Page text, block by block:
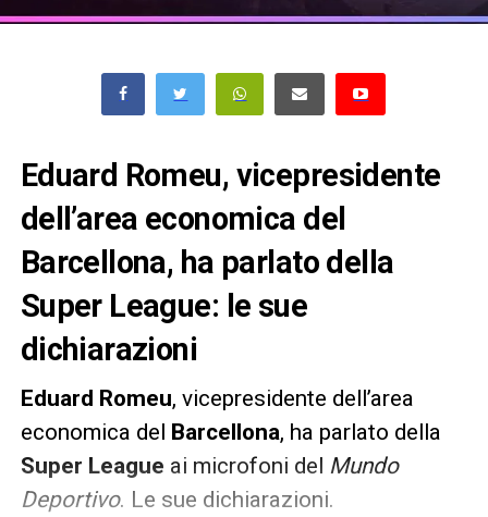
Eduard Romeu, vicepresidente
dell’area economica del
Barcellona, ha parlato della
Super League: le sue
dichiarazioni
Eduard Romeu, vicepresidente dell’area
economica del Barcellona, ha parlato della
Super League ai microfoni del Mundo
Deportivo. Le sue dichiarazioni.